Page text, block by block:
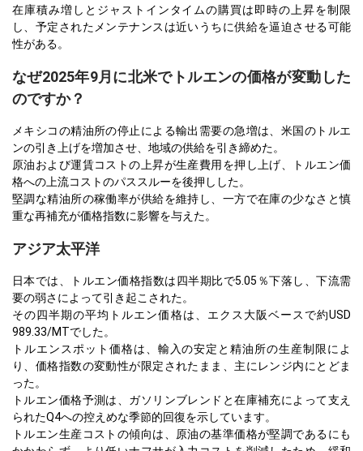
在庫積み増しとジャストインタイムの購買は即時の上昇を制限
し、予定されたメンテナンスは近いうちに供給を逼迫させる可能
性がある。
なぜ2025年9月に北米でトルエンの価格が変動した
のですか？
メキシコの精油所の停止による輸出需要の急増は、米国のトルエ
ンの引き上げを増加させ、地域の供給を引き締めた。
原油および運賃コストの上昇が生産費用を押し上げ、トルエン価
格への上流コストのパススルーを後押しした。
堅調な精油所の稼働率が供給を維持し、一方で在庫の少なさと慎
重な再補充が価格指数に影響を与えた。
アジア太平洋
日本では、トルエン価格指数は四半期比で5.05％下落し、下流需
要の弱さによって引き起こされた。
その四半期の平均トルエン価格は、エクス大阪ベースで約USD
989.33/MTでした。
トルエンスポット価格は、輸入の安定と精油所の生産制限によ
り、価格指数の変動性が限定されたまま、主にレンジ内にとどま
った。
トルエン価格予測は、ガソリンブレンドと在庫補充によって支え
られたQ4への控えめな季節的回復を示しています。
トルエン生産コストの傾向は、原油の基準価格が堅調であるにも